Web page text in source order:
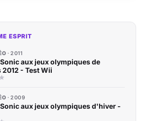
ESPRIT
2011
aux jeux olympiques de
2012 - Test Wii
2009
aux jeux olympiques d'hiver -